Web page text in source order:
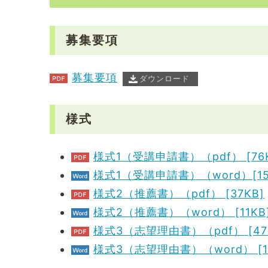
募集要項
募集要項 ダウンロード
様式
様式1（受講申請書）（pdf）
様式1（受講申請書）（word）
様式2（推薦書）（pdf） [37KB]
様式2（推薦書）（word）
様式3（志望理由書）（pdf）
様式3（志望理由書）（word）